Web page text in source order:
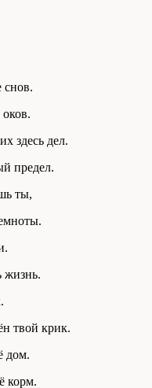
снов.
здесь дел.
предел.
ты,
жизнь.
твой крик.
дом.
корм.